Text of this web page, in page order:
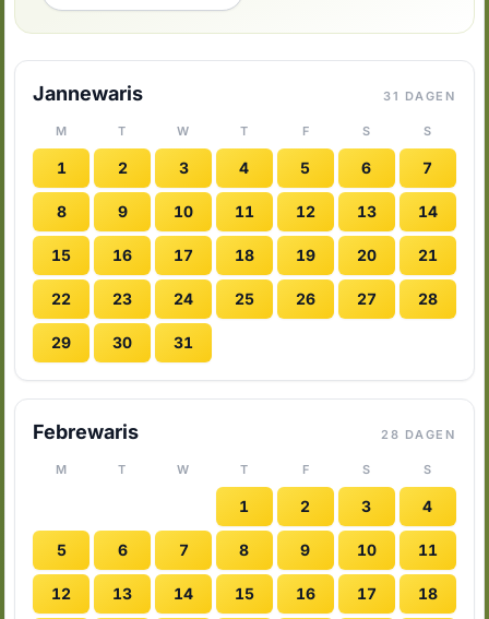
Jannewaris 31 DAGEN
M T W T F S S
1 2 3 4 5 6 7
8 9 10 11 12 13 14
15 16 17 18 19 20 21
22 23 24 25 26 27 28
29 30 31
Febrewaris 28 DAGEN
M T W T F S S
1 2 3 4
5 6 7 8 9 10 11
12 13 14 15 16 17 18